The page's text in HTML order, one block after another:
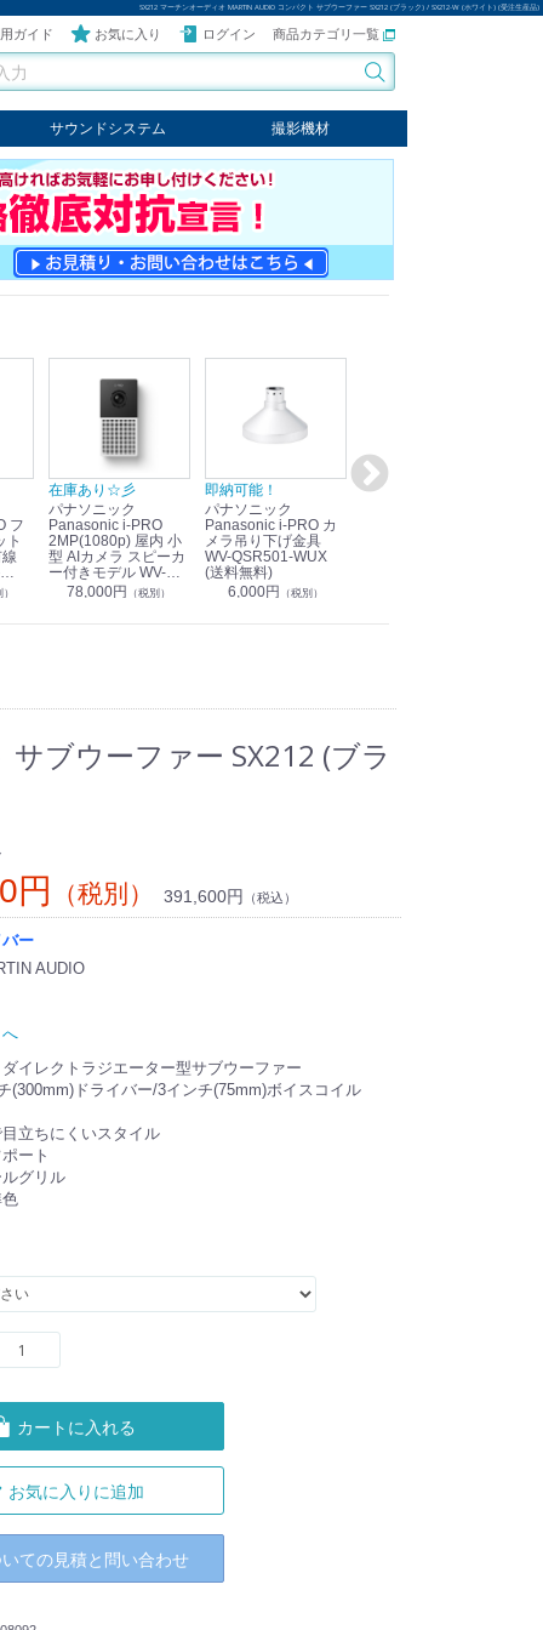
SX212 マーチンオーディオ MARTIN AUDIO コンパクト サブウーファー SX212 (ブラック) / SX212-W (ホワイト) (受注生産品)
ガイド お気に入り ログイン 商品カテゴリ一覧
サウンドシステム
音響機器
輸入オーディオ
楽器
ケーブル
撮影機材
ビデオライト
クールライト
LEDライト
スタンド
写真関連商品
スタジオセット商品
オプション
ト
)
在庫あり☆彡
パナソニック
Panasonic i-PRO
2MP(1080p) 屋内 小
型 AIカメラ スピーカ
ー付きモデル WV-
S71301-F2L (送料無
78,000円 （税別）
即納可能！
パナソニック
Panasonic i-PRO カ
メラ吊り下げ金具
WV-QSR501-WUX
(送料無料)
6,000円 （税別）
ブウーファー SX212 (ブラ
円 （税別） 391,600円 （税込）
ー
AUDIO
ダイレクトラジエーター型サブウーファー
(300mm)ドライバー/3インチ(75mm)ボイスコイル
目立ちにくいスタイル
ート
ルグリル
色
カートに入れる
お気に入りに追加
ての見積と問い合わせ